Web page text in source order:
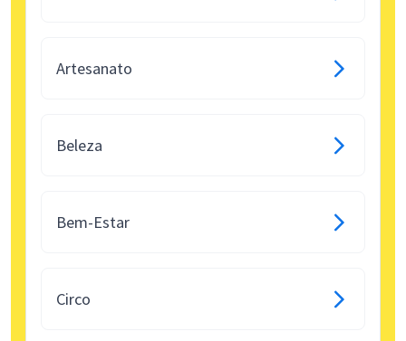
Artesanato
Beleza
Bem-Estar
Circo